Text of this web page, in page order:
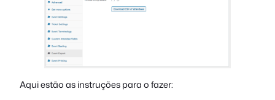
Aqui estão as instruções para o fazer: